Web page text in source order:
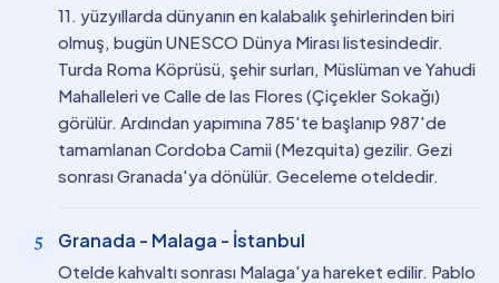
11. yüzyıllarda dünyanın en kalabalık şehirlerinden biri
olmuş, bugün UNESCO Dünya Mirası listesindedir.
Turda Roma Köprüsü, şehir surları, Müslüman ve Yahudi
Mahalleleri ve Calle de las Flores (Çiçekler Sokağı)
görülür. Ardından yapımına 785'te başlanıp 987'de
tamamlanan Cordoba Camii (Mezquita) gezilir. Gezi
sonrası Granada'ya dönülür. Geceleme oteldedir.
5 Granada - Malaga - İstanbul
Otelde kahvaltı sonrası Malaga'ya hareket edilir. Pablo